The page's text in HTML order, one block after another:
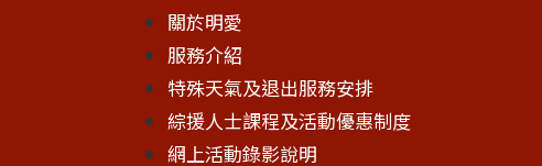
關於明愛
服務介紹
特殊天氣及退出服務安排
綜援人士課程及活動優惠制度
網上活動錄影說明